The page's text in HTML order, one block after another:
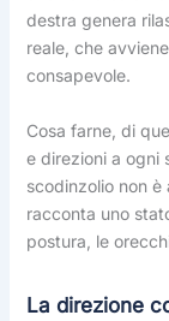
destra genera
reale, che
consapevole.
Cosa farne, di
e direzioni a ogni
scodinzolio non
racconta uno
postura, le
La direzione